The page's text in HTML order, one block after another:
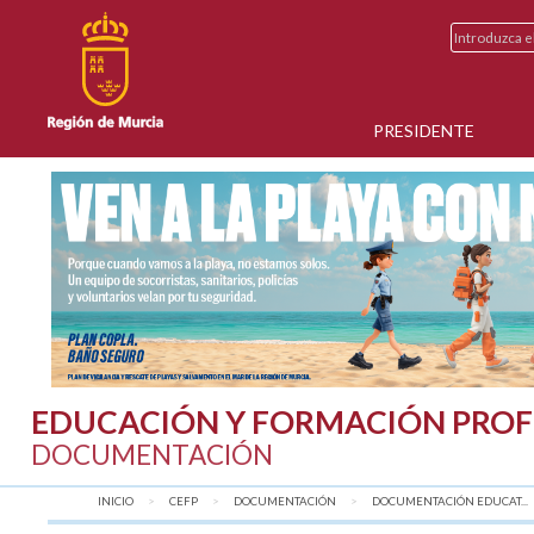
PRESIDENTE
EDUCACIÓN Y FORMACIÓN
DOCUMENTACIÓN
INICIO CEFP DOCUMENTACIÓN DOCUMENTACIÓN EDUCAT...